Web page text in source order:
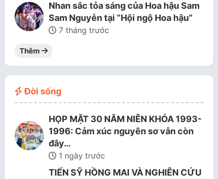
Nhan sắc tỏa sáng của Hoa hậu Sam
Sam Nguyễn tại “Hội ngộ Hoa hậu”
7 tháng trước
Thêm
Đời sống
HỌP MẶT 30 NĂM NIÊN KHÓA 1993-
1996: Cảm xúc nguyên sơ vẫn còn
đây…
1 ngày trước
TIẾN SỸ HỒNG MAI VÀ NGHIÊN CỨU